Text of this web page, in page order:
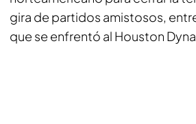
gira de partidos amistosos,
que se enfrentó al Houston